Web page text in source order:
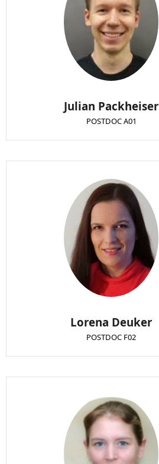
Julian Packheiser
POSTDOC A01
Lorena Deuker
POSTDOC F02